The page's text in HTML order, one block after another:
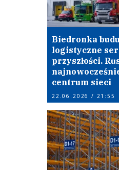
Biedronka
logistyczne
przyszłości.
centrum sieci
22.06.2026 / 21:55